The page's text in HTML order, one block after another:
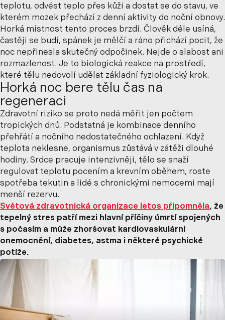
teplotu, odvést teplo přes kůži a dostat se do stavu, ve
kterém mozek přechází z denní aktivity do noční obnovy.
Horká místnost tento proces brzdí. Člověk déle usíná,
častěji se budí, spánek je mělčí a ráno přichází pocit, že
noc nepřinesla skutečný odpočinek. Nejde o slabost ani
rozmazlenost. Je to biologická reakce na prostředí,
které tělu nedovolí udělat základní fyziologický krok.
Horká noc bere tělu čas na
regeneraci
Zdravotní riziko se proto nedá měřit jen počtem
tropických dnů. Podstatná je kombinace denního
přehřátí a nočního nedostatečného ochlazení. Když
teplota neklesne, organismus zůstává v zátěži dlouhé
hodiny. Srdce pracuje intenzivněji, tělo se snaží
regulovat teplotu pocením a krevním oběhem, roste
spotřeba tekutin a lidé s chronickými nemocemi mají
menší rezervu.
Světová zdravotnická organizace letos připomněla, že
tepelný stres patří mezi hlavní příčiny úmrtí spojených
s počasím a může zhoršovat kardiovaskulární
onemocnění, diabetes, astma i některé psychické
potíže.